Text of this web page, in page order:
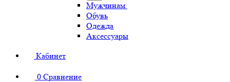
Мужчинам
Обувь
Одежда
Аксессуары
Кабинет
0 Сравнение